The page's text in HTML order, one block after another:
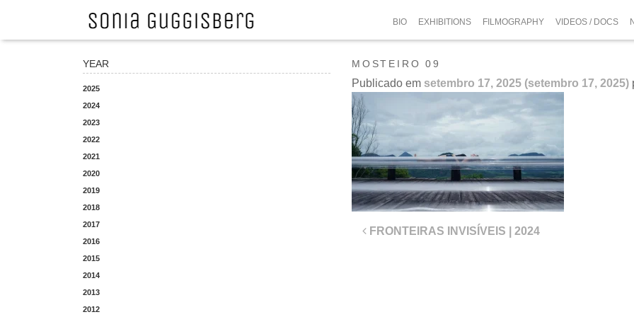
BIO EXHIBITIONS FILMOGRAPHY VIDEOS / DOCS
YEAR
2025
2024
2023
2022
2021
2020
2019
2018
2017
2016
2015
2014
2013
2012
MOSTEIRO 09
Publicado em setembro 17, 2025(setembro 17, 2025)
Navegação
FRONTEIRAS INVISÍVEIS | 2024